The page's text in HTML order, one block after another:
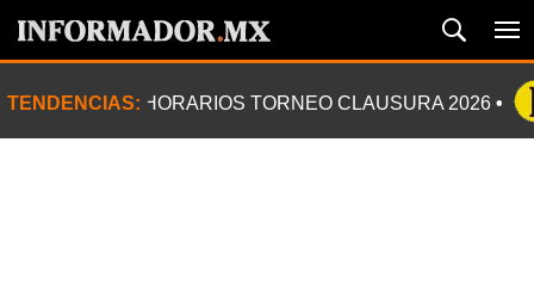
TENDENCIAS: HORARIOS TORNEO CLAUSURA 2026